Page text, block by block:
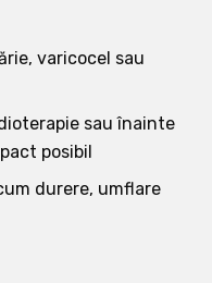
varicocel sau
sau înainte
posibil
durere, umflare